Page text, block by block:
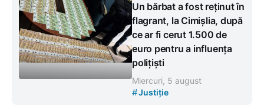
Un bărbat a fost reținut în
flagrant, la Cimișlia, după
ce ar fi cerut 1.500 de
euro pentru a influența
polițiști
Miercuri, 5 august
#Justiție